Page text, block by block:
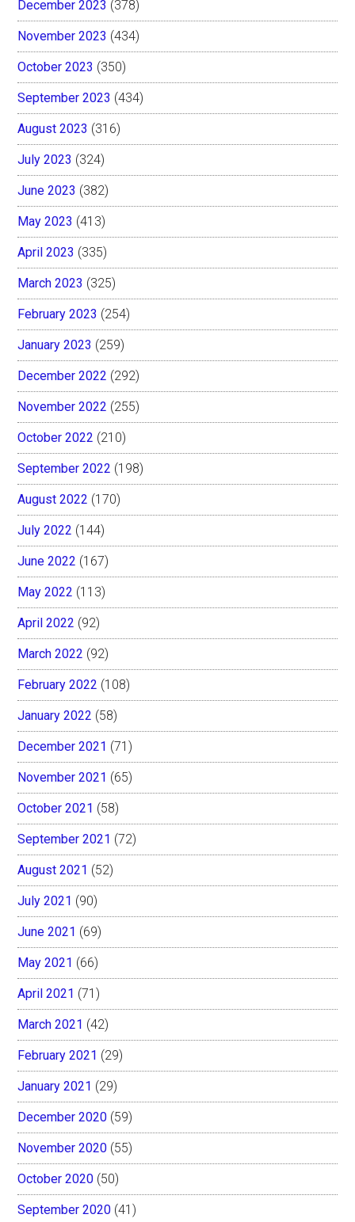
December 2023 (378)
November 2023 (434)
October 2023 (350)
September 2023 (434)
August 2023 (316)
July 2023 (324)
June 2023 (382)
May 2023 (413)
April 2023 (335)
March 2023 (325)
February 2023 (254)
January 2023 (259)
December 2022 (292)
November 2022 (255)
October 2022 (210)
September 2022 (198)
August 2022 (170)
July 2022 (144)
June 2022 (167)
May 2022 (113)
April 2022 (92)
March 2022 (92)
February 2022 (108)
January 2022 (58)
December 2021 (71)
November 2021 (65)
October 2021 (58)
September 2021 (72)
August 2021 (52)
July 2021 (90)
June 2021 (69)
May 2021 (66)
April 2021 (71)
March 2021 (42)
February 2021 (29)
January 2021 (29)
December 2020 (59)
November 2020 (55)
October 2020 (50)
September 2020 (41)